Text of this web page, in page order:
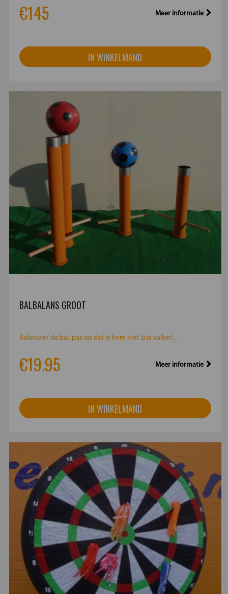
€145 Meer informatie
IN WINKELMAND
BALBALANS GROOT
Balanceer de bal, pas op dat je hem niet laat vallen!...
€19.95 Meer informatie
IN WINKELMAND